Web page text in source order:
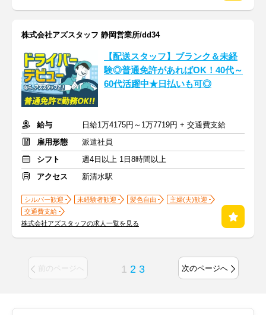
株式会社アズスタッフ 静岡営業所/dd34
【配送スタッフ】ブランク＆未経
験◎普通免許があればOK！40代～
60代活躍中★日払いも可◎
給与
日給1万4175円～1万7719円 + 交通費支給
雇用形態
派遣社員
シフト
週4日以上 1日8時間以上
アクセス
新清水駅
シルバー歓迎 未経験者歓迎 髪色自由
主婦(夫)歓迎
交通費支給
株式会社アズスタッフの求人一覧を見る
前のページへ 1 2 3 次のページへ